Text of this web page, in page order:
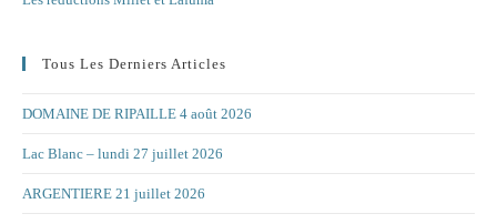
Tous Les Derniers Articles
DOMAINE DE RIPAILLE 4 août 2026
Lac Blanc – lundi 27 juillet 2026
ARGENTIERE 21 juillet 2026